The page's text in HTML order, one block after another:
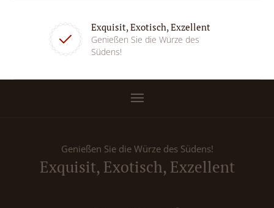
Exquisit, Exotisch, Exzellent
Genießen Sie die Würze des
Südens!
Genießen Sie die Würze des Südens!
Exquisit, Exotisch, Exzellent